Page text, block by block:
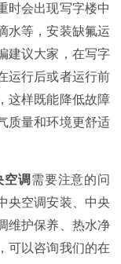
时会出现写字楼中
水等，安装缺氟运
建议大家，在写字
运行后或者运行前
这样既能降低故障
质量和环境更舒适
空调 需要注意的问
央空调安装、中央
维护保养、热水净
可以咨询我们的在